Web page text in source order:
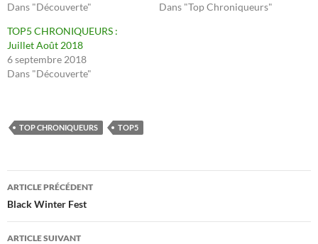
Dans "Découverte"
Dans "Top Chroniqueurs"
TOP5 CHRONIQUEURS :
Juillet Août 2018
6 septembre 2018
Dans "Découverte"
TOP CHRONIQUEURS TOP5
Navigation
des
articles
ARTICLE PRÉCÉDENT
Black Winter Fest
ARTICLE SUIVANT